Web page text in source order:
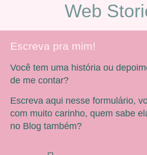
Web
Escreva pra mim!
Você tem uma história ou
de me contar?
Escreva aqui nesse formulário,
com muito carinho, quem sabe
no Blog também?